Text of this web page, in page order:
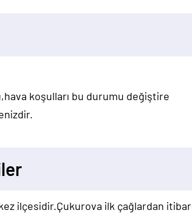
koşulları bu durumu değiştire
ilçesidir.Çukurova ilk çağlardan